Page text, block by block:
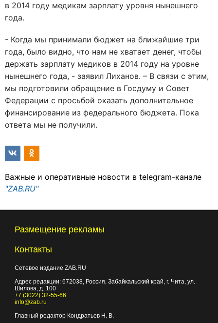
в 2014 году медикам зарплату уровня нынешнего
года.
- Когда мы принимали бюджет на ближайшие три
года, было видно, что нам не хватает денег, чтобы
держать зарплату медиков в 2014 году на уровне
нынешнего года, - заявил Лиханов. – В связи с этим,
мы подготовили обращение в Госдуму и Совет
Федерации с просьбой оказать дополнительное
финансирование из федерального бюджета. Пока
ответа мы не получили.
Важные и оперативные новости в telegram-канале
"ZAB.RU"
Размещение рекламы
Контакты
Сетевое издание ZAB.RU
Адрес редакции: 672038, Россия, Забайкальский край, г. Чита, ул.
Шилова, д. 100
+7 (3022) 32-55-66
info@zab.ru
Главный редактор Кондратьев Н. В.